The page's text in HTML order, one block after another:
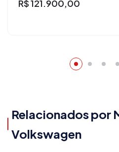
R$ 121.900,00
Relacionados por
Volkswagen